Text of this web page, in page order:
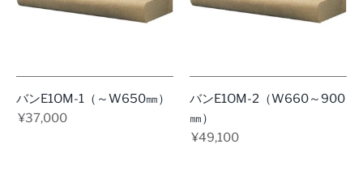
バンE1OM-1（～W650㎜）
¥37,000
バンE1OM-2（W660～900
㎜）
¥49,100